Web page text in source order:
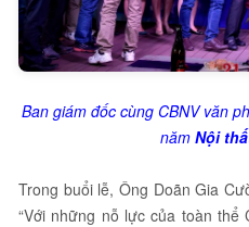
Ban giám đốc cùng CBNV văn
năm Nội
Trong buổi lễ, Ông Doãn Gia
“Với những nỗ lực của toàn thể